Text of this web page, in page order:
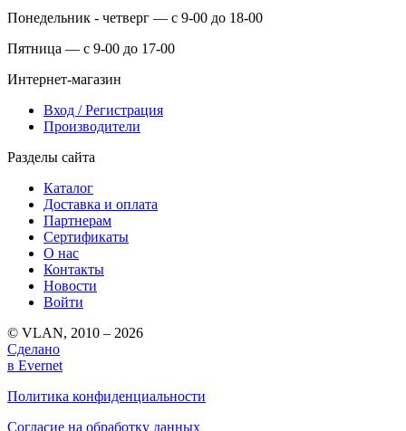
Понедельник - четверг — с 9-00 до 18-00
Пятница — с 9-00 до 17-00
Интернет-магазин
Вход / Регистрация
Производители
Разделы сайта
Каталог
Доставка и оплата
Партнерам
Сертификаты
О нас
Контакты
Новости
Войти
© VLAN, 2010 – 2026
Сделано
в Evernet
Политика конфиденциальности
Согласие на обработку данных